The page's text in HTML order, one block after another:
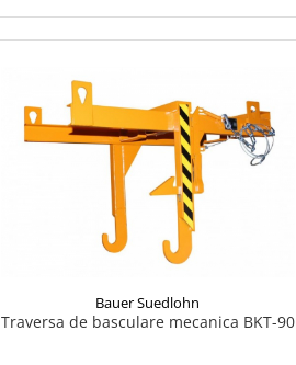
Bauer Suedlohn
Traversa de basculare mecanica BKT-90